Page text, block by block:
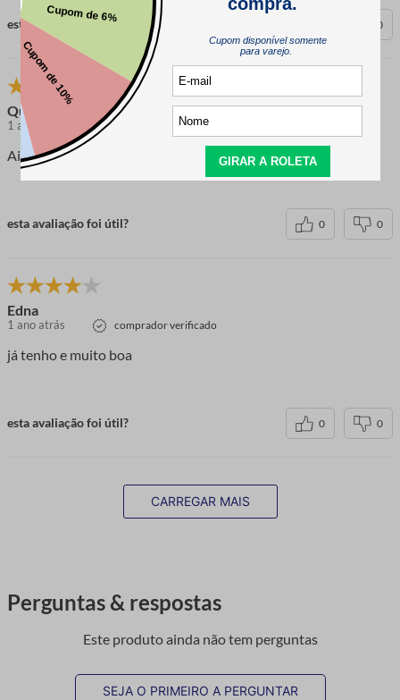
esta avaliação foi útil? 0
Quiteria
1 ano atrás comprador verificado
Ainda não usei mais parece de boa qualidade
esta avaliação foi útil? 0 0
Edna
1 ano atrás comprador verificado
já tenho e muito boa
esta avaliação foi útil? 0 0
CARREGAR MAIS
Perguntas & respostas
Este produto ainda não tem perguntas
SEJA O PRIMEIRO A PERGUNTAR